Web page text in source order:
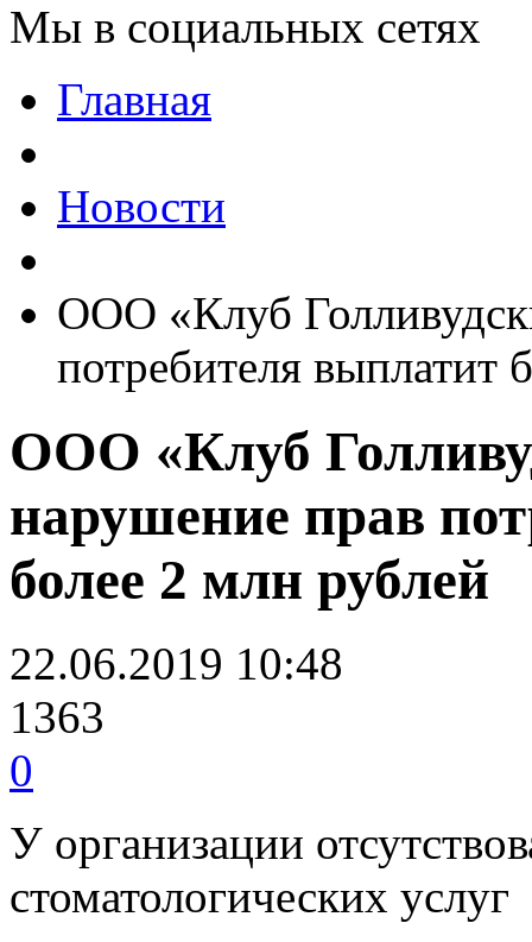
Мы в социальных сетях
Главная
Новости
ООО «Клуб
потребителя выплатит
ООО «Клуб
нарушение прав
более 2 млн рублей
22.06.2019 10:48
1363
0
У организации
стоматологических услуг